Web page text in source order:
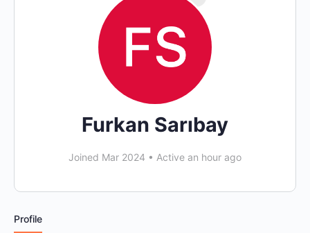
Furkan Sarıbay
Joined Mar 2024 • Active an hour ago
Profile